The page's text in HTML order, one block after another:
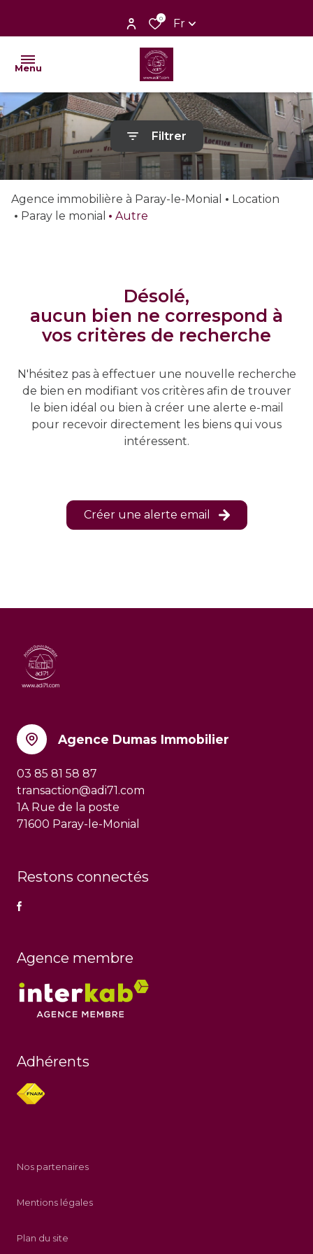
0 Fr
Menu
nos
ventes
nos
locations
nos
estimer
son
alerte
e-
mail
Filtrer
Agence immobilière à Paray-le-Monial
Location
Paray le monial
Autre
désolé,
aucun bien ne correspond à
vos critères de recherche
N'hésitez pas à effectuer une nouvelle recherche
de bien en modifiant vos critères afin de trouver
le bien idéal ou bien à créer une alerte e-mail
pour recevoir directement les biens qui vous
intéressent.
Créer une alerte email
Agence Dumas Immobilier
03 85 81 58 87
transaction@adi71.com
1A Rue de la poste
71600 Paray-le-Monial
Restons connectés
Agence membre
Adhérents
Nos partenaires
Mentions légales
Plan du site